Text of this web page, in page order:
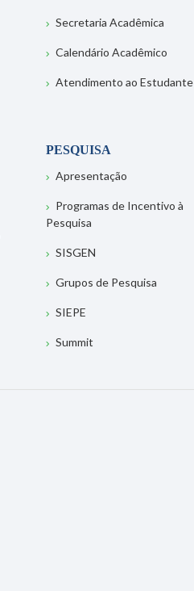
Secretaria Acadêmica
Calendário Acadêmico
Atendimento ao Estudante
PESQUISA
Apresentação
Programas de Incentivo à
Pesquisa
SISGEN
Grupos de Pesquisa
SIEPE
Summit